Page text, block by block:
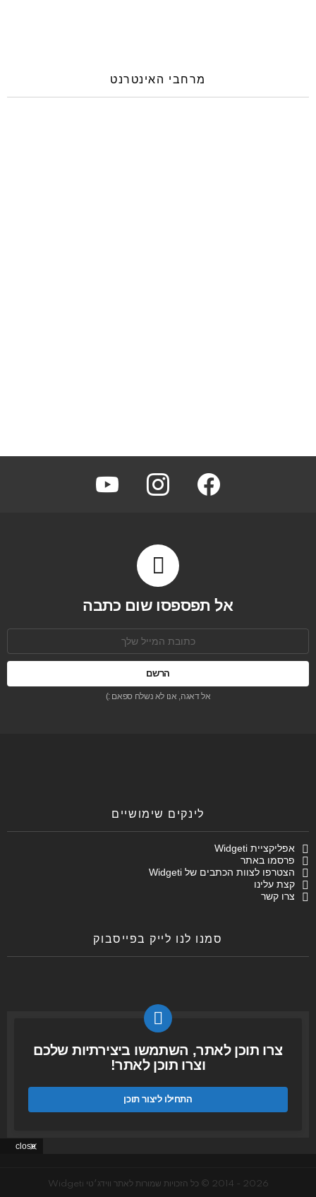
מרחבי האינטרנט
facebook
instagram
אל תפספסו שום כתבה
אל דאגה, אנו לא נשלח ספאם :)
לינקים שימושיים
אפליקציית Widgeti
פרסמו באתר
הצטרפו לצוות הכתבים של Widgeti
קצת עלינו
צרו קשר
סמנו לנו לייק בפייסבוק
צרו תוכן לאתר, השתמשו ביצירתיות שלכם
וצרו תוכן לאתר!
התחילו ליצור תוכן
2026 - 2014 © כל הזכויות שמורות לאתר ווידג׳טי Widgeti
close